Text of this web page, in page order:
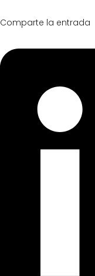
Comparte la entrada